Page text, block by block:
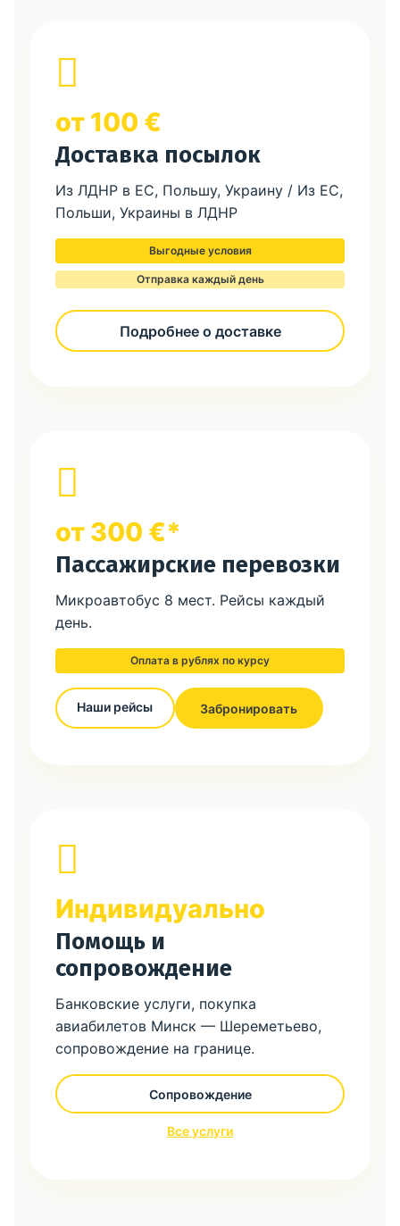
от 100 €
Доставка посылок
Из ЛДНР в ЕС, Польшу, Украину / Из ЕС,
Польши, Украины в ЛДНР
Выгодные условия
Отправка каждый день
Подробнее о доставке
от 300 €*
Пассажирские перевозки
Микроавтобус 8 мест. Рейсы каждый
день.
Оплата в рублях по курсу
Наши рейсы Забронировать
Индивидуально
Помощь и
сопровождение
Банковские услуги, покупка
авиабилетов Минск — Шереметьево,
сопровождение на границе.
Сопровождение
Все услуги